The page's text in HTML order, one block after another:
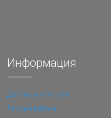
Информация
Доставка и оплата
Личный кабинет